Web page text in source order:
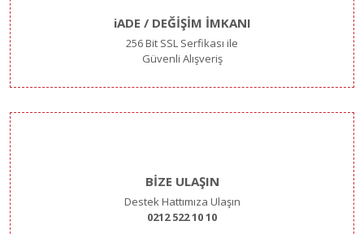
iADE / DEĞİŞİM İMKANI
256 Bit SSL Serfikası ile
Güvenli Alışveriş
BİZE ULAŞIN
Destek Hattımıza Ulaşın
0212 522 10 10